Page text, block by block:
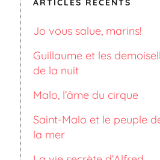
ARTICLES RÉCENTS
Jo vous salue, marins!
Guillaume et les
de la nuit
Malo, l’âme du cirque
Saint-Malo et le peuple
la mer